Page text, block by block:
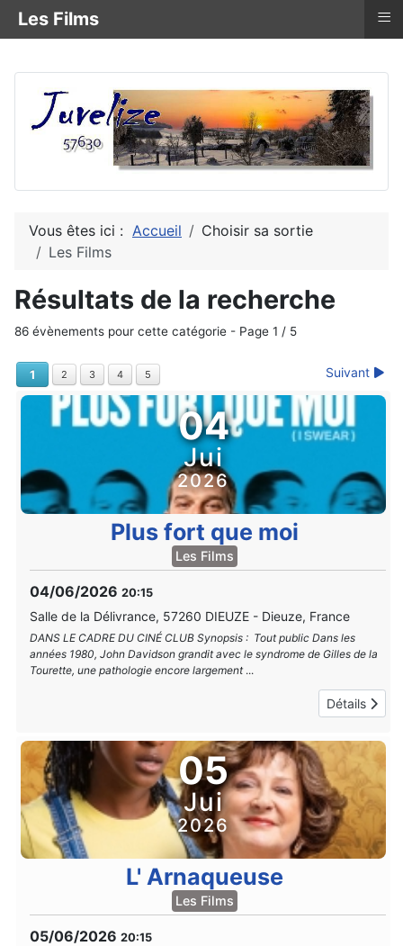
Vous êtes ici : Accueil
Choisir sa sortie
Les Films
Résultats de la recherche
86 évènements pour cette catégorie - Page 1 / 5
1 2 3 4 5 Suivant
04
Jui
2026
Plus fort que moi
Les Films
04/06/2026 20:15
Salle de la Délivrance, 57260 DIEUZE - Dieuze, France
DANS LE CADRE DU CINÉ CLUB Synopsis : Tout public Dans les
années 1980, John Davidson grandit avec le syndrome de Gilles de la
Tourette, une pathologie encore largement...
Détails
05
Jui
2026
L' Arnaqueuse
Les Films
05/06/2026 20:15
Les Films ≡